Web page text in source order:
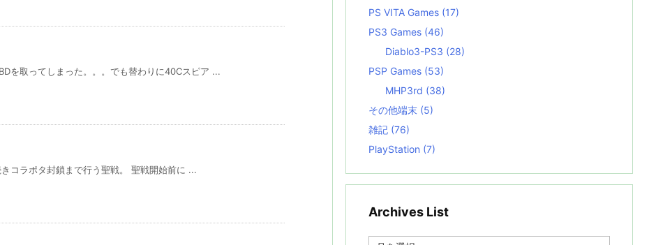
を取ってしまった。。。でも替わりに40Cスピア ...
コラポタ封鎖まで行う聖戦。 聖戦開始前に ...
PS VITA Games (17)
PS3 Games (46)
Diablo3-PS3 (28)
PSP Games (53)
MHP3rd (38)
その他端末 (5)
雑記 (76)
PlayStation (7)
Archives List